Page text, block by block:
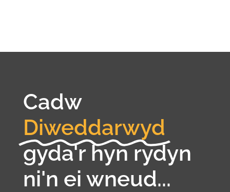
Cadw
Diweddarwyd
gyda'r hyn rydyn
ni'n ei wneud...